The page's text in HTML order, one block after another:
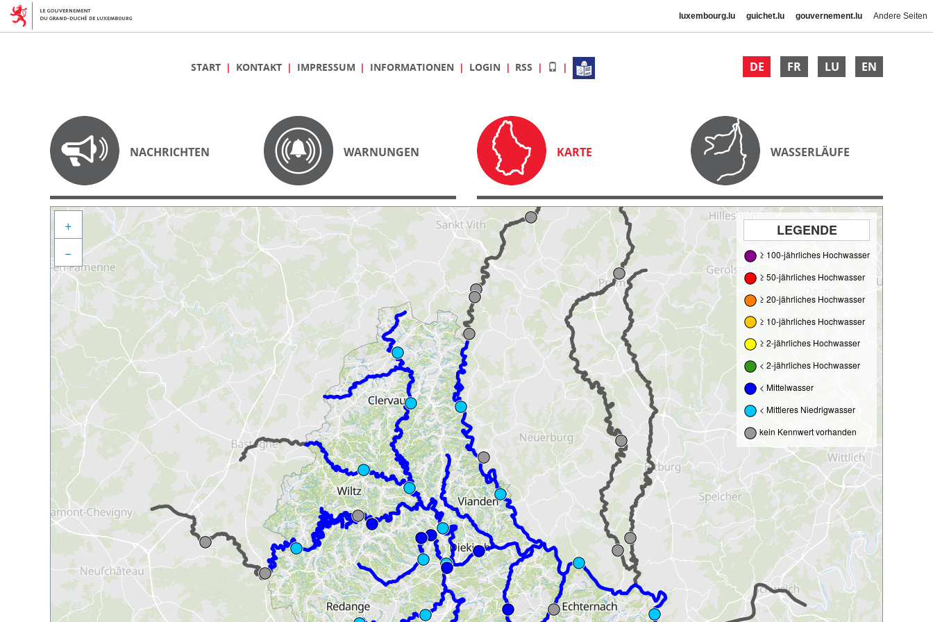
luxembourg.lu guichet.lu gouvernement.lu Andere Seiten
DE FR LU EN
START KONTAKT IMPRESSUM INFORMATIONEN LOGIN RSS
NACHRICHTEN WARNUNGEN KARTE WASSERLÄUFE
LEGENDE
≥ 100-jährliches Hochwasser
≥ 50-jährliches Hochwasser
≥ 20-jährliches Hochwasser
≥ 10-jährliches Hochwasser
≥ 2-jährliches Hochwasser
< 2-jährliches Hochwasser
< Mittelwasser
< Mittleres Niedrigwasser
kein Kennwert vorhanden
+
−